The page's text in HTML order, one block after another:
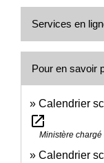
Services en
Pour en savoir
Calendrier
open_in_new
Ministère
Calendrier